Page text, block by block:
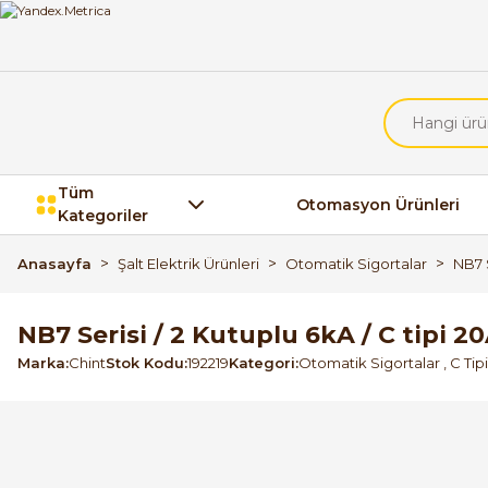
Tüm
Kategoriler
Otomasyon Ürünleri
Anasayfa Şalt Elektrik Ürünleri Otomatik Sigortalar NB7
NB7 Serisi / 2 Kutuplu 6kA / C tipi
Marka ChintStok Kodu 192219Kategori Otomatik Sigortalar C